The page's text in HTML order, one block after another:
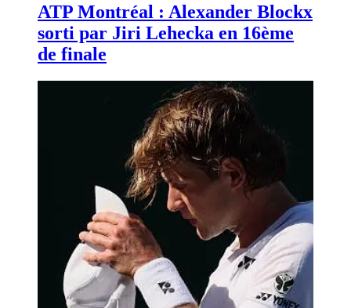
ATP Montréal : Alexander Blockx
sorti par Jiri Lehecka en 16ème
de finale